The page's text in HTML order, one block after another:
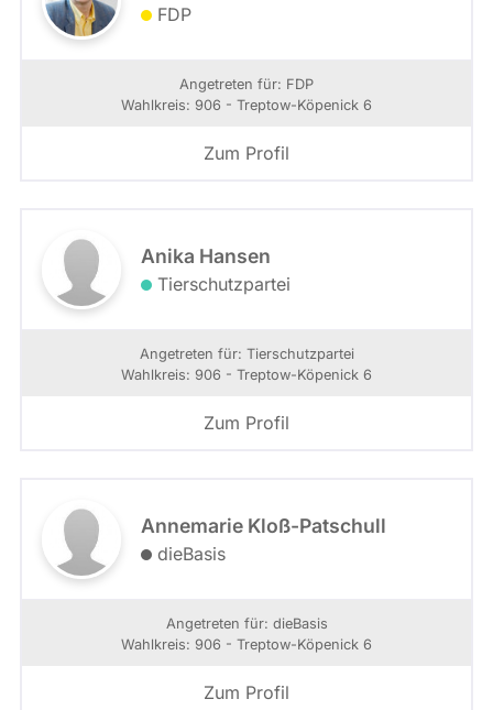
FDP
Angetreten für: FDP
Wahlkreis: 906 - Treptow-Köpenick 6
Zum Profil
Anika Hansen
Tierschutzpartei
Angetreten für: Tierschutzpartei
Wahlkreis: 906 - Treptow-Köpenick 6
Zum Profil
Annemarie Kloß-Patschull
dieBasis
Angetreten für: dieBasis
Wahlkreis: 906 - Treptow-Köpenick 6
Zum Profil